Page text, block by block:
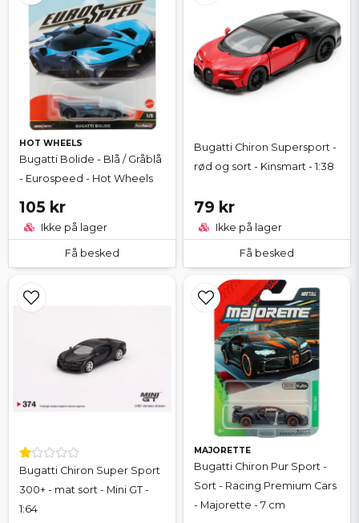
HOT WHEELS
Bugatti Bolide - Blå / Gråblå
- Eurospeed - Hot Wheels
105 kr
Ikke på lager
Få besked
Bugatti Chiron Supersport -
rød og sort - Kinsmart - 1:38
79 kr
Ikke på lager
Få besked
Bugatti Chiron Super Sport
300+ - mat sort - Mini GT -
1:64
MAJORETTE
Bugatti Chiron Pur Sport -
Sort - Racing Premium Cars
- Majorette - 7 cm